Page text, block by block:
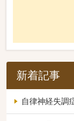
新着記事
自律神経失調